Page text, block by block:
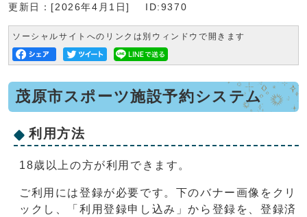
更新日：[2026年4月1日]
ID:9370
ソーシャルサイトへのリンクは別ウィンドウで開きます
茂原市スポーツ施設予約システム
利用方法
18歳以上の方が利用できます。
ご利用には登録が必要です。下のバナー画像をクリ
ックし、「利用登録申し込み」から登録を、登録済